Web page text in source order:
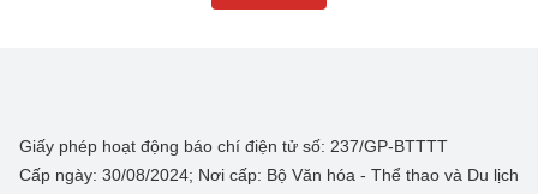
Giấy phép hoạt động báo chí điện tử số: 237/GP-BTTTT
Cấp ngày: 30/08/2024; Nơi cấp: Bộ Văn hóa - Thể thao và Du lịch